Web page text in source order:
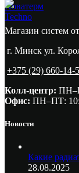
Новатерм
Techno
Магазин систем
г. Минск ул.
+375 (29) 660-14-
Колл-центр:
Офис: ПН–ПТ:
Новости
Какие
28.08.2025